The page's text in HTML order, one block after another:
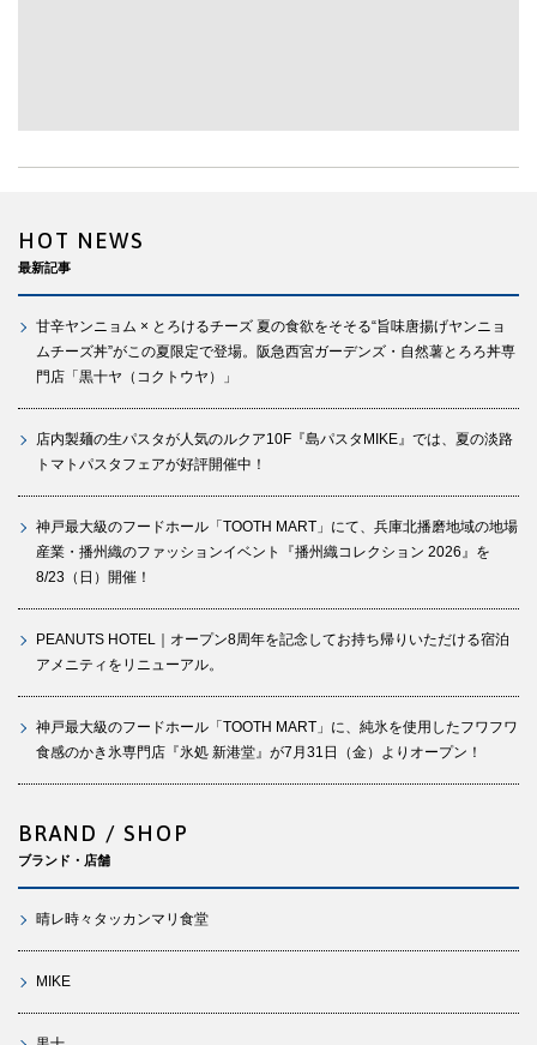
HOT NEWS
最新記事
甘辛ヤンニョム × とろけるチーズ 夏の食欲をそそる“旨味唐揚げヤンニョ
ムチーズ丼”がこの夏限定で登場。阪急西宮ガーデンズ・自然薯とろろ丼専
門店「黒十ヤ（コクトウヤ）」
店内製麺の生パスタが人気のルクア10F『島パスタMIKE』では、夏の淡路
トマトパスタフェアが好評開催中！
神戸最大級のフードホール「TOOTH MART」にて、兵庫北播磨地域の地場
産業・播州織のファッションイベント『播州織コレクション 2026』を
8/23（日）開催！
PEANUTS HOTEL｜オープン8周年を記念してお持ち帰りいただける宿泊
アメニティをリニューアル。
神戸最大級のフードホール「TOOTH MART」に、純氷を使用したフワフワ
食感のかき氷専門店『氷処 新港堂』が7月31日（金）よりオープン！
BRAND / SHOP
ブランド・店舗
晴レ時々タッカンマリ食堂
MIKE